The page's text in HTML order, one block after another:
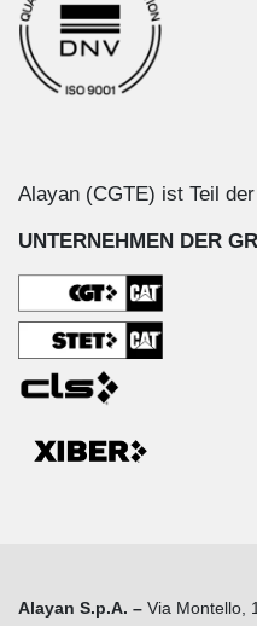
Alayan (CGTE) ist Teil der
UNTERNEHMEN DER
Alayan S.p.A. – Via Montello,